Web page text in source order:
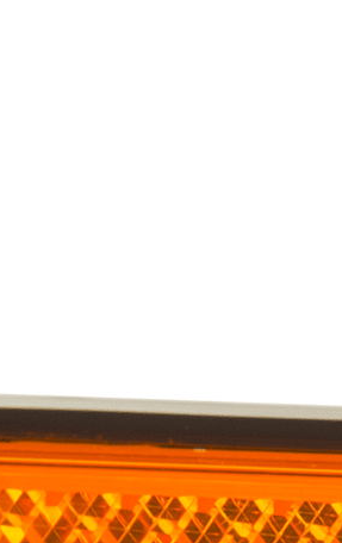
au site de se souvenir des informations qui
laquelle vous vous trouvez.